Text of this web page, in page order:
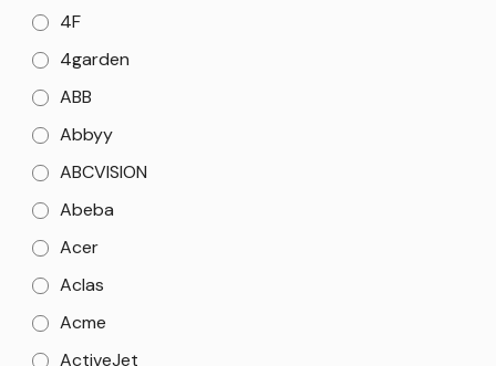
4F
4garden
ABB
Abbyy
ABCVISION
Abeba
Acer
Aclas
Acme
ActiveJet